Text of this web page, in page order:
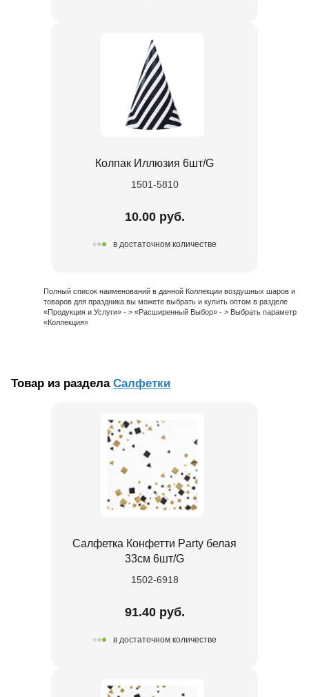
Колпак Иллюзия 6шт/G
1501-5810
10.00 руб.
в достаточном количестве
Полный список наименований в данной Коллекции воздушных шаров и
товаров для праздника вы можете выбрать и купить оптом в разделе
«Продукция и Услуги» - > «Расширенный Выбор» - > Выбрать параметр
«Коллекция»
Товар из раздела Салфетки
Салфетка Конфетти Party белая
33см 6шт/G
1502-6918
91.40 руб.
в достаточном количестве